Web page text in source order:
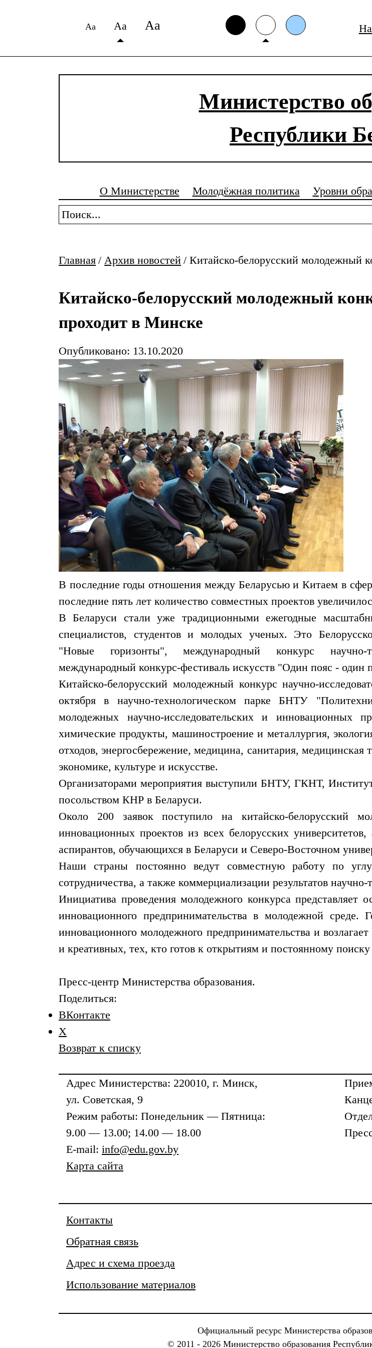
Аа Аа Аа
Министерство
Республики
О Министерстве Молодёжная политика Уровни
Главная / Архив новостей / Китайско-белорусский молодежный
Китайско-белорусский молодежный
проходит в Минске
Опубликовано: 13.10.2020
В последние годы отношения между Беларусью и Китаем в
последние пять лет количество совместных проектов
В Беларуси стали уже традиционными ежегодные
специалистов, студентов и молодых ученых. Это
"Новые горизонты", международный конкурс научно-
международный конкурс-фестиваль искусств "Один пояс - один
Китайско-белорусский молодежный конкурс научно-
октября в научно-технологическом парке БНТУ
молодежных научно-исследовательских и инновационных
химические продукты, машиностроение и металлургия,
отходов, энергосбережение, медицина, санитария, медицинская
экономике, культуре и искусстве.
Организаторами мероприятия выступили БНТУ, ГКНТ,
посольством КНР в Беларуси.
Около 200 заявок поступило на китайско-белорусский
инновационных проектов из всех белорусских
аспирантов, обучающихся в Беларуси и Северо-Восточном
Наши страны постоянно ведут совместную работу по
сотрудничества, а также коммерциализации результатов научно-
Инициатива проведения молодежного конкурса представляет
инновационного предпринимательства в молодежной среде.
инновационного молодежного предпринимательства и
и креативных, тех, кто готов к открытиям и постоянному поиску
Пресс-центр Министерства образования.
Поделиться:
ВКонтакте
X
Возврат к списку
Адрес Министерства: 220010, г. Минск,
ул. Советская, 9
Режим работы: Понедельник — Пятница:
9.00 — 13.00; 14.00 — 18.00
E-mail: info@edu.gov.by
Карта сайта
Контакты
Обратная связь
Адрес и схема проезда
Использование материалов
Официальный ресурс Министерства
© 2011 - 2026 Министерство образования